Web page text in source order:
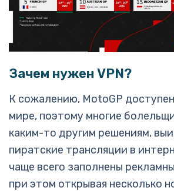
Зачем нужен VPN?
К сожалению, MotoGP
мире, поэтому многие
каким-то другим решениям,
пиратские трансляции в
чаще всего заполнены
при этом открывая несколько